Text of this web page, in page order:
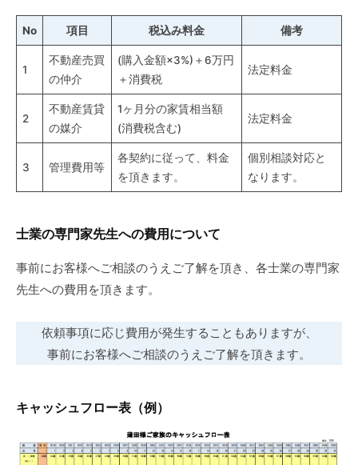
No 項目 税込み料金 備考
1
不動産売買
の仲介
(購入金額×3%)＋6万円
＋消費税
法定料金
2
不動産賃貸
の媒介
1ヶ月分の家賃相当額
(消費税含む)
法定料金
3 管理費用等
各契約に従って、料金
を頂きます。
個別相談対応と
なります。
士業の専門家先生への費用について
事前にお客様へご相談のうえご了解を頂き、各士業の専門家
先生への費用を頂きます。
依頼事項に応じ費用が発生することもありますが、
事前にお客様へご相談のうえご了解を頂きます。
キャッシュフロー表（例）